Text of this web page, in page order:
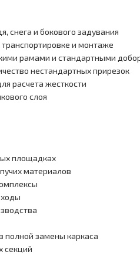
снега и бокового задувания
и монтаже
рамами и стандартными
нестандартных прирезок
расчета жесткости
слоя
площадках
материалов
полной замены каркаса
секций